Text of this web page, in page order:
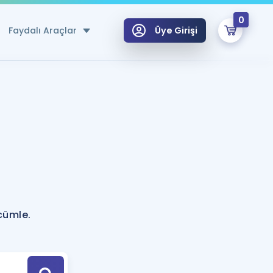
Faydalı Araçlar
Hesaplama Aracı
için Öneriler
Tek Takvimde
Üye Girişi
0